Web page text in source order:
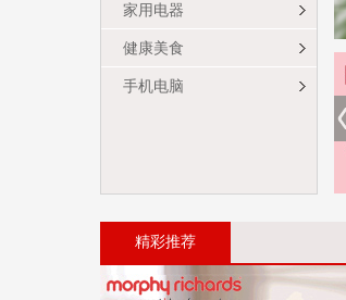
家用电器
健康美食
手机电脑
精彩推荐